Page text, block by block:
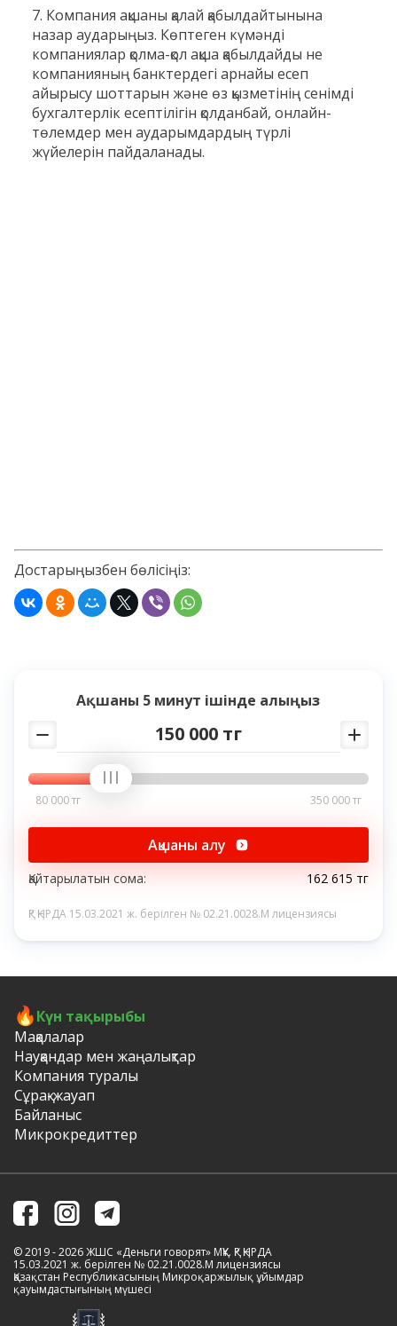
Ақшаны 5 минут ішінде алыңыз
150 000 тг
80 000 тг 350 000 тг
Ақшаны алу
Қайтарылатын сома: 162 615 тг
ҚР ҚНРДА 15.03.2021 ж. берілген № 02.21.0028.M лицензиясы
7. Компания ақшаны қалай қабылдайтынына
назар аударыңыз. Көптеген күмәнді
компаниялар қолма-қол ақша қабылдайды не
компанияның банктердегі арнайы есеп
айырысу шоттарын және өз қызметінің сенімді
бухгалтерлік есептілігін қолданбай, онлайн-
төлемдер мен аударымдардың түрлі
жүйелерін пайдаланады.
Достарыңызбен бөлісіңіз:
Күн тақырыбы
Мақалалар
Науқандар мен жаңалықтар
Компания туралы
Сұрақ-жауап
Байланыс
Микрокредиттер
© 2019 - 2026 ЖШС «Деньги говорят» МҚҰ. ҚР ҚНРДА
15.03.2021 ж. берілген № 02.21.0028.M лицензиясы
Қазақстан Республикасының Микроқаржылық ұйымдар
қауымдастығының мүшесі